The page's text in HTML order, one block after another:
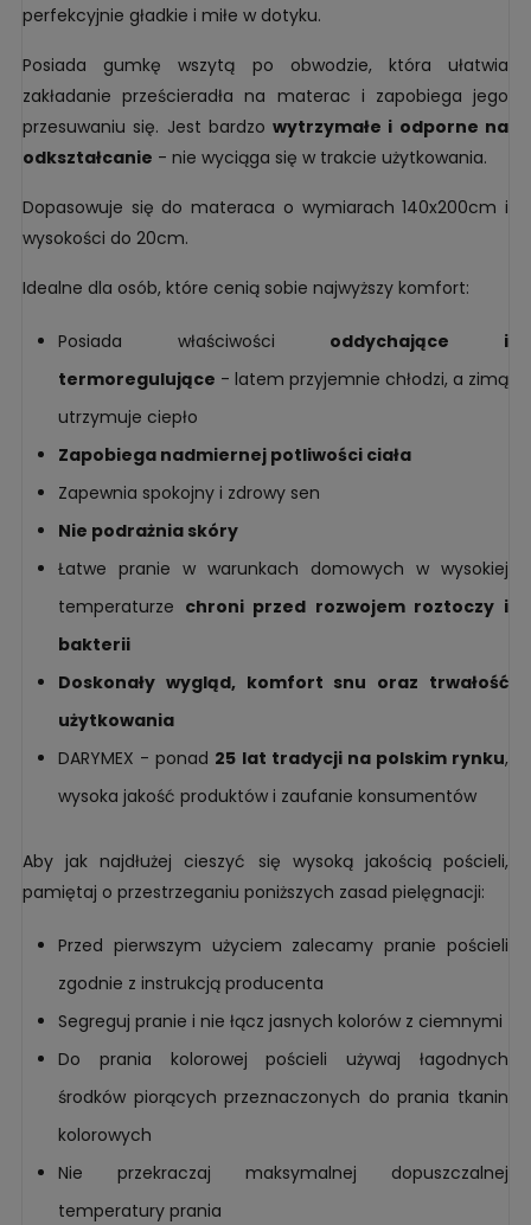
perfekcyjnie gładkie i miłe w dotyku.
Posiada gumkę wszytą po obwodzie, która ułatwia
zakładanie prześcieradła na materac i zapobiega jego
przesuwaniu się. Jest bardzowytrzymałe i odporne na
odkształcanie - nie wyciąga się w trakcie użytkowania.
Dopasowuje się do materaca o wymiarach 140x200cm i
wysokości do 20cm.
Idealne dla osób, które cenią sobie najwyższy komfort:
Posiada właściwości oddychające i
termoregulujące - latem przyjemnie chłodzi, a zimą
utrzymuje ciepło
Zapobiega nadmiernej potliwości ciała
Zapewnia spokojny i zdrowy sen
Nie podrażnia skóry
Łatwe pranie w warunkach domowych w wysokiej
temperaturze chroni przed rozwojem roztoczy i
bakterii
Doskonały wygląd, komfort snu oraz trwałość
użytkowania
DARYMEX - ponad 25 lat tradycji na polskim rynku,
wysoka jakość produktów i zaufanie konsumentów
Aby jak najdłużej cieszyć się wysoką jakością pościeli,
pamiętaj o przestrzeganiu poniższych zasad pielęgnacji:
Przed pierwszym użyciem zalecamy pranie pościeli
zgodnie z instrukcją producenta
Segreguj pranie i nie łącz jasnych kolorów z ciemnymi
Do prania kolorowej pościeli używaj łagodnych
środków piorących przeznaczonych do prania tkanin
kolorowych
Nie przekraczaj maksymalnej dopuszczalnej
temperatury prania